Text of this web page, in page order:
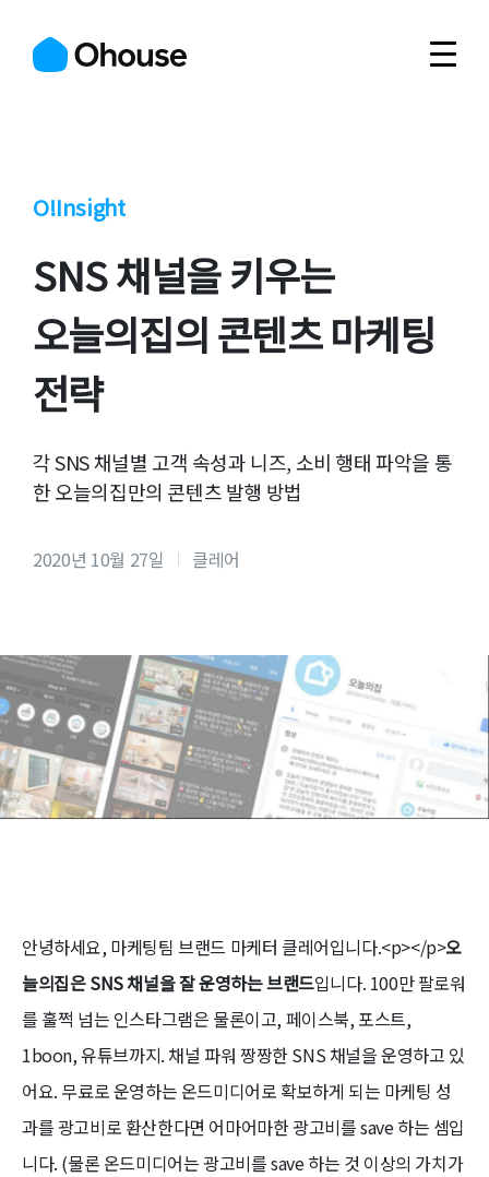
O!Insight
SNS 채널을 키우는
오늘의집의 콘텐츠 마케팅
전략
각 SNS 채널별 고객 속성과 니즈, 소비 행태 파악을 통
한 오늘의집만의 콘텐츠 발행 방법
2020년 10월 27일 클레어
안녕하세요, 마케팅팀 브랜드 마케터 클레어입니다.<p></p>오
늘의집은 SNS 채널을 잘 운영하는 브랜드입니다. 100만 팔로워
를 훌쩍 넘는 인스타그램은 물론이고, 페이스북, 포스트,
1boon, 유튜브까지. 채널 파워 짱짱한 SNS 채널을 운영하고 있
어요. 무료로 운영하는 온드미디어로 확보하게 되는 마케팅 성
과를 광고비로 환산한다면 어마어마한 광고비를 save 하는 셈입
니다. (물론 온드미디어는 광고비를 save 하는 것 이상의 가치가